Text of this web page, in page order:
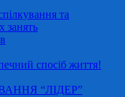
та
занять
спосіб життя!
“ЛІДЕР”